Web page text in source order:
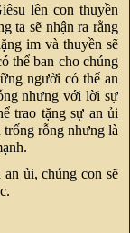
lên con thuyền
ta sẽ nhận ra rằng
im và thuyền sẽ
thể ban cho chúng
người có thể an
nhưng với lời sự
trao tặng sự an ủi
rỗng nhưng là
ủi, chúng con sẽ